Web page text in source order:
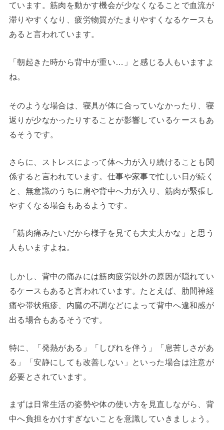
ています。筋肉を動かす機会が少なくなることで血流が
滞りやすくなり、疲労物質がたまりやすくなるケースも
あると言われています。
「朝起きた時から背中が重い…」と感じる人もいますよ
ね。
そのような場合は、寝具が体に合っていなかったり、寝
返りが少なかったりすることが影響しているケースもあ
るそうです。
さらに、ストレスによって体へ力が入り続けることも関
係すると言われています。仕事や家事で忙しい日が続く
と、無意識のうちに肩や背中へ力が入り、筋肉が緊張し
やすくなる場合もあるようです。
「筋肉痛みたいだから様子を見ても大丈夫かな」と思う
人もいますよね。
しかし、背中の痛みには筋肉疲労以外の原因が隠れてい
るケースもあると言われています。たとえば、肋間神経
痛や帯状疱疹、内臓の不調などによって背中へ違和感が
出る場合もあるそうです。
特に、「発熱がある」「しびれを伴う」「息苦しさがあ
る」「安静にしても改善しない」といった場合は注意が
必要とされています。
まずは日常生活の姿勢や体の使い方を見直しながら、背
中へ負担をかけすぎないことを意識していきましょう。